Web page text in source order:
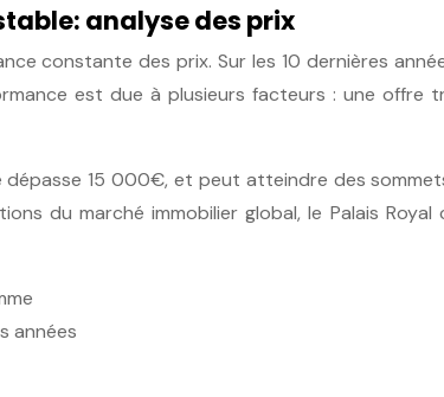
analyse des prix
constante des prix. Sur les 10 dernières
est due à plusieurs facteurs : une
15 000€, et peut atteindre des
du marché immobilier global, le Palais
années